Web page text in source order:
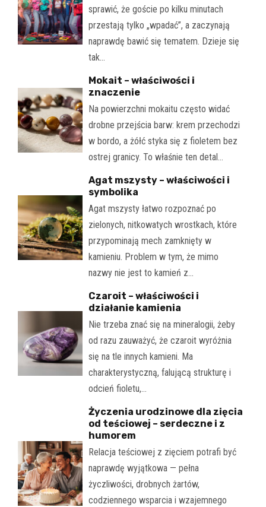
sprawić, że goście po kilku minutach
przestają tylko „wpadać”, a zaczynają
naprawdę bawić się tematem. Dzieje się
tak…
Mokait – właściwości i
znaczenie
Na powierzchni mokaitu często widać
drobne przejścia barw: krem przechodzi
w bordo, a żółć styka się z fioletem bez
ostrej granicy. To właśnie ten detal…
Agat mszysty – właściwości i
symbolika
Agat mszysty łatwo rozpoznać po
zielonych, nitkowatych wrostkach, które
przypominają mech zamknięty w
kamieniu. Problem w tym, że mimo
nazwy nie jest to kamień z…
Czaroit – właściwości i
działanie kamienia
Nie trzeba znać się na mineralogii, żeby
od razu zauważyć, że czaroit wyróżnia
się na tle innych kamieni. Ma
charakterystyczną, falującą strukturę i
odcień fioletu,…
Życzenia urodzinowe dla zięcia
od teściowej – serdeczne i z
humorem
Relacja teściowej z zięciem potrafi być
naprawdę wyjątkowa — pełna
życzliwości, drobnych żartów,
codziennego wsparcia i wzajemnego